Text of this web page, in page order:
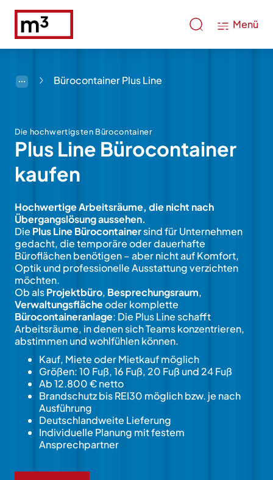
Menü
Bürocontainer Plus Line
Die hochwertigsten Bürocontainer
Plus Line Büro­container
kaufen
Hochwertige Arbeitsräume, die nicht nach
Übergangslösung aussehen.
Die Plus Line Bürocontainersind für Unternehmen
gedacht, die temporäre oder dauerhafte
Büroflächen benötigen – aber nicht auf Komfort,
Optik und professionelle Ausstattung verzichten
möchten.
Ob alsProjektbüro, Besprechungsraum,
Verwaltungsflächeoder komplette
Bürocontaineranlage: Die Plus Line schafft
Arbeitsräume, in denen sich Teams konzentrieren,
abstimmen und wohlfühlen können.
Kauf, Miete oder Mietkauf möglich
Größen: 10 Fuß, 16 Fuß, 20 Fuß und 24 Fuß
Ab 12.800 € netto
Brandschutz bis REI30 möglich bzw. je nach
Ausführung
Deutschlandweite Lieferung
Individuelle Planung mit festem
Ansprechpartner